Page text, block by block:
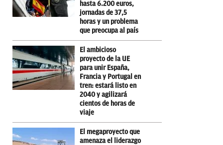
hasta 6.200 euros,
jornadas de 37,5
horas y un problema
que preocupa al país
El ambicioso
proyecto de la UE
para unir España,
Francia y Portugal en
tren: estará listo en
2040 y agilizará
cientos de horas de
viaje
El megaproyecto que
amenaza el liderazgo